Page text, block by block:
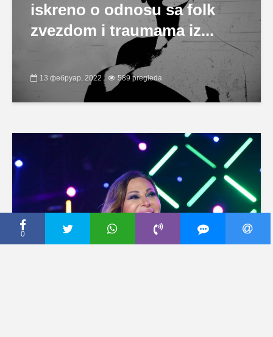
iskreno o odnosu sa folk
zvezdom i traumama iz...
13 фебруар, 2022 589 pregleda
0